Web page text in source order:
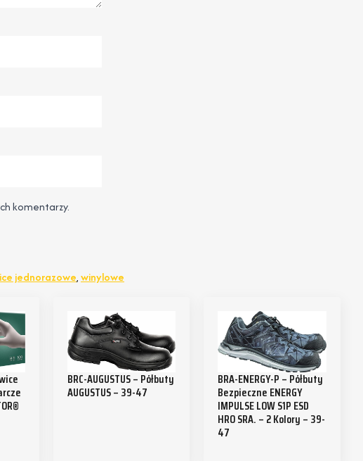
komentarzy.
jednorazowe,winylowe
BRC-AUGUSTUS – Półbuty
AUGUSTUS – 39-47
BRA-ENERGY-P – Półbuty
Bezpieczne ENERGY
IMPULSE LOW S1P ESD
HRO SRA. – 2 Kolory – 39-
47